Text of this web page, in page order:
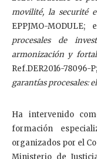
movilité, la securité
EPPJMO-
procesales de
armonización y
Ref.DER2016-
garantías procesales:
Ha intervenido
formación
organizados por el
Ministerio de